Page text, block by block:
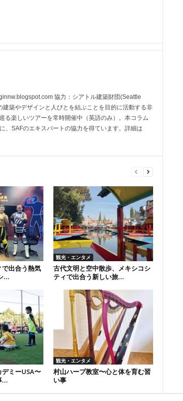
協力：シアトル建築財団(Seattle
築やデザインと人びとを結ぶことを目的に活動する非
る楽しいツアーを常時開催中（英語のみ）。本コラム
、SAFのエキスパートの協力を得ています。詳細は
出合う熱気
...
観光・エンタメ
古代文明と空中散歩、メキシコシ
ティで出合う新しい旅...
ミーUSA〜
...
観光・エンタメ
村山ハープ教室〜心と体を育む習
い事